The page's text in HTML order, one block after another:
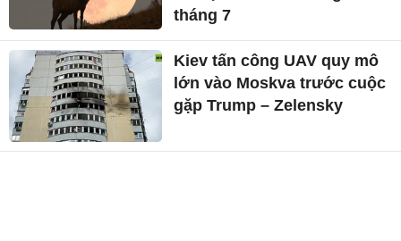
tháng 7
Kiev tấn công UAV quy mô
lớn vào Moskva trước cuộc
gặp Trump – Zelensky